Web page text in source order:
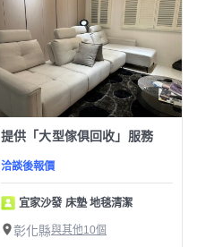
提供「大型傢俱回收」服務
洽談後報價
宜家沙發 床墊 地毯清潔
彰化縣與其他10個